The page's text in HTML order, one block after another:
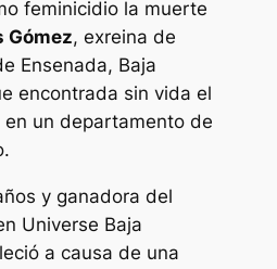
feminicidio la muerte
Gómez, exreina de
Ensenada, Baja
encontrada sin vida el
un departamento de
y ganadora del
Universe Baja
a causa de una